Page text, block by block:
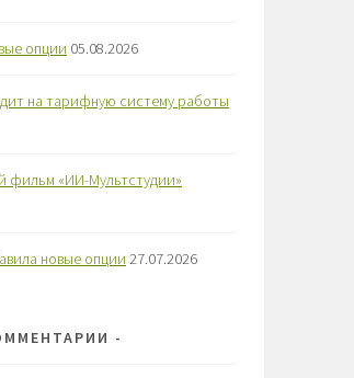
опции 05.08.2026
на тарифную систему работы
фильм «ИИ-Мультстудии»
новые опции 27.07.2026